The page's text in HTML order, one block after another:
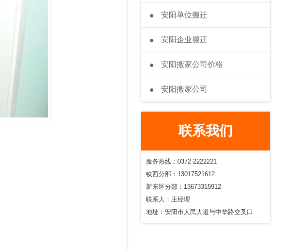
● 安阳单位搬迁
● 安阳企业搬迁
● 安阳搬家公司价格
● 安阳搬家公司
联系我们
服务热线：0372-2222221
铁西分部：13017521612
新东区分部：13673315912
联系人：王经理
地址：安阳市人民大道与中华路交叉口